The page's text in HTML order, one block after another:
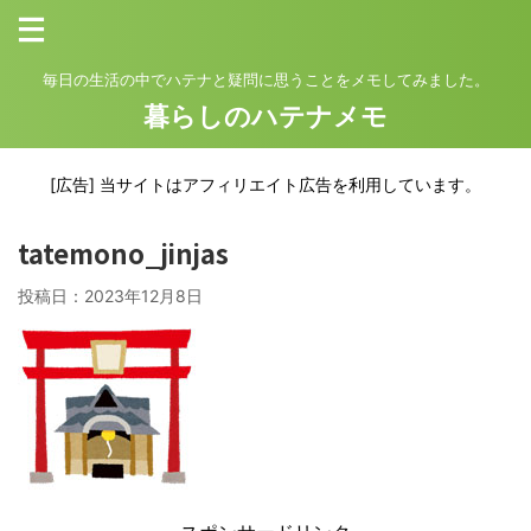
毎日の生活の中でハテナと疑問に思うことをメモしてみました。
暮らしのハテナメモ
[広告] 当サイトはアフィリエイト広告を利用しています。
tatemono_jinjas
投稿日： 2023年12月8日